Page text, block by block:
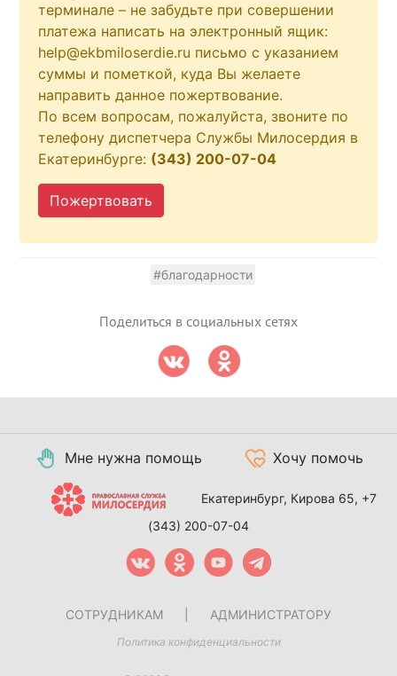
терминале – не забудьте при совершении
платежа написать на электронный ящик:
help@ekbmiloserdie.ru письмо с указанием
суммы и пометкой, куда Вы желаете
направить данное пожертвование.
По всем вопросам, пожалуйста, звоните по
телефону диспетчера Службы Милосердия в
Екатеринбурге: (343) 200-07-04
Пожертвовать
#благодарности
Поделиться в социальных сетях
Мне нужна помощь Хочу помочь
Екатеринбург, Кирова 65, +7
(343) 200-07-04
СОТРУДНИКАМ АДМИНИСТРАТОРУ
Политика конфиденциальности